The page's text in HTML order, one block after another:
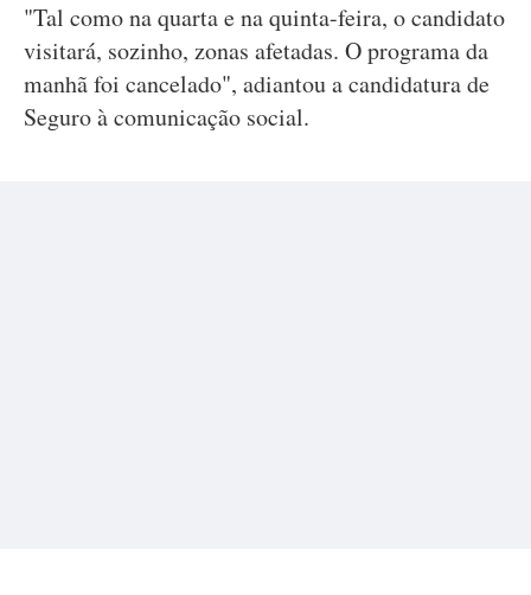
"Tal como na quarta e na quinta-feira, o candidato
visitará, sozinho, zonas afetadas. O programa da
manhã foi cancelado", adiantou a candidatura de
Seguro à comunicação social.